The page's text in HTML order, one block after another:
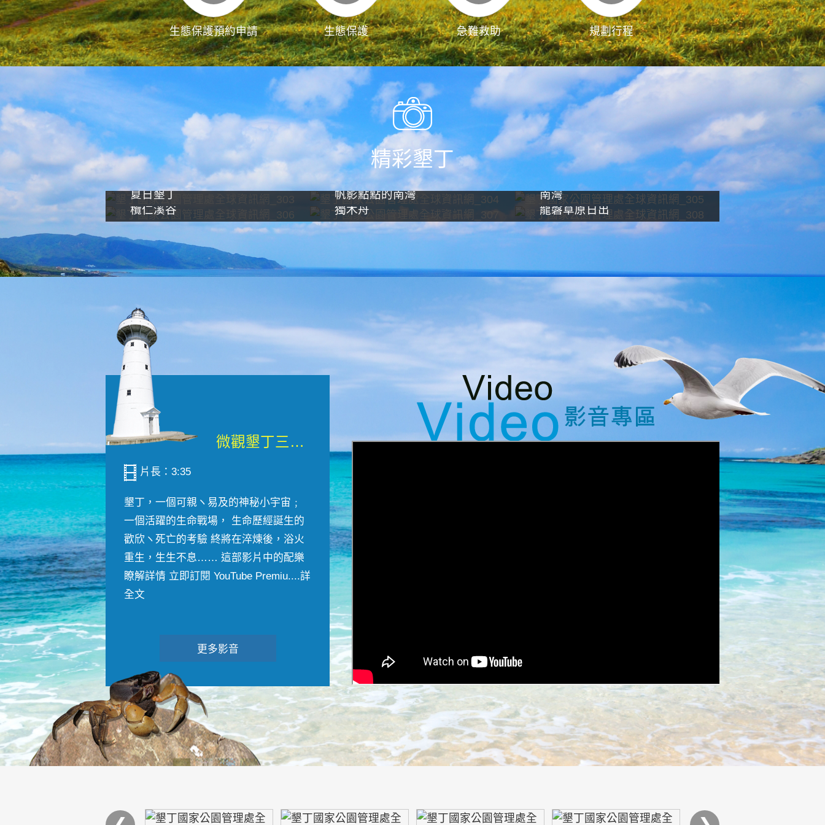
生態保護預約申請 生態保護 急難救助 規劃行程 影像直播
精彩墾丁
夏日墾丁 帆影點點的南灣
南灣
欖仁溪谷
獨木舟 龍磐草原日出
微觀墾丁三部曲 重生....
片長：3:35
墾丁，一個可親ヽ易及的神秘小宇宙﹔
一個活躍的生命戰場， 生命歷經誕生的
歡欣ヽ死亡的考驗 終將在淬煉後，浴火
重生，生生不息…… 這部影片中的配樂
瞭解詳情 立即訂閱 YouTube Premiu....詳
全文
更多影音